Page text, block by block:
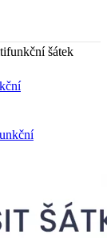
šátek